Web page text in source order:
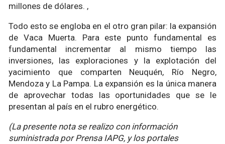
millones de dólares. ,
Todo esto se engloba en el otro gran pilar: la expansión
de Vaca Muerta. Para este punto fundamental es
fundamental incrementar al mismo tiempo las
inversiones, las exploraciones y la explotación del
yacimiento que comparten Neuquén, Río Negro,
Mendoza y La Pampa. La expansión es la única manera
de aprovechar todas las oportunidades que se le
presentan al país en el rubro energético.
(La presente nota se realizo con información
suministrada por Prensa IAPG, y los portales